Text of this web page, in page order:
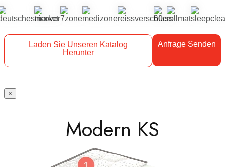
Laden Sie Unseren Katalog
Herunter
Anfrage Senden
×
Modern KS